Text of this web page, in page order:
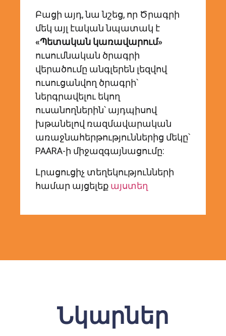
Բացի այդ, նա նշեց, որ Ծրագրի
մեկ այլ էական նպատակ է
«Պետական կառավարում»
ուսումնական ծրագրի
վերածումը անգլերեն լեզվով
ուսուցանվող ծրագրի՝
ներգրավելու եկող
ուսանողներին՝ այդպիսով
խթանելով ռազմավարական
առաջնահերթություններից մեկը՝
PAARA-ի միջազգայնացումը:
Լրացուցիչ տեղեկությունների
համար այցելեք այստեղ
Նկարներ